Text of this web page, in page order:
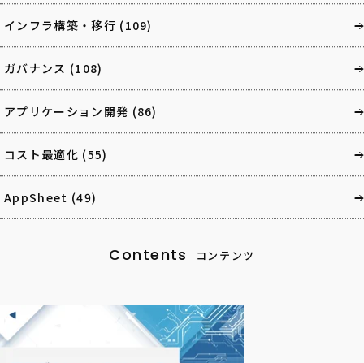
インフラ構築・移行 (109)
ガバナンス (108)
アプリケーション開発 (86)
コスト最適化 (55)
AppSheet (49)
Contents コンテンツ